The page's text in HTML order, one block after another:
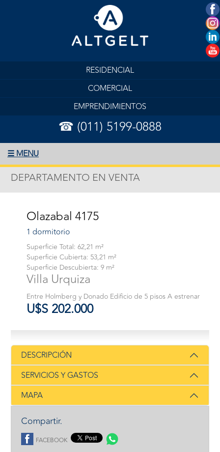
RESIDENCIAL
COMERCIAL
EMPRENDIMIENTOS
☎ (011) 5199-0888
☰ MENU
DEPARTAMENTO EN VENTA
Olazabal 4175
1 dormitorio
Superficie Total: 62,21 m²
Superficie Cubierta: 53,21 m²
Superficie Descubierta: 9 m²
Villa Urquiza
Entre Holmberg y Donado Edificio de 5 pisos A estrenar
U$S 202.000
DESCRIPCIÓN
SERVICIOS Y GASTOS
MAPA
Compartir.
FACEBOOK